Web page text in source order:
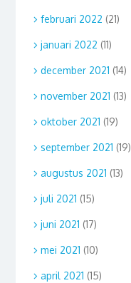
februari 2022 (21)
januari 2022 (11)
december 2021 (14)
november 2021 (13)
oktober 2021 (19)
september 2021 (19)
augustus 2021 (13)
juli 2021 (15)
juni 2021 (17)
mei 2021 (10)
april 2021 (15)